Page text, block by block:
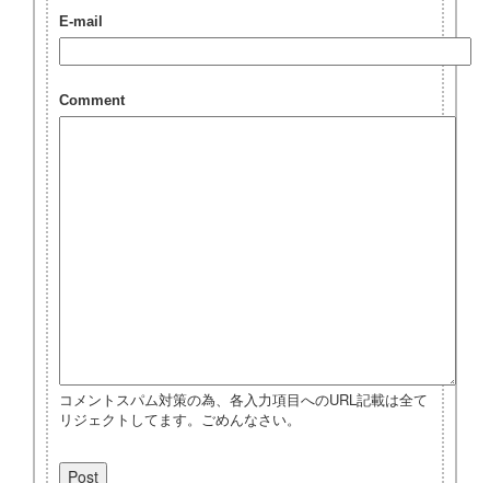
E-mail
Comment
コメントスパム対策の為、各入力項目へのURL記載は全て
リジェクトしてます。ごめんなさい。